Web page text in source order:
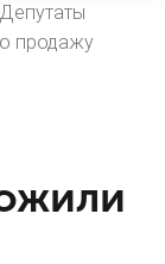
Депутаты
продажу